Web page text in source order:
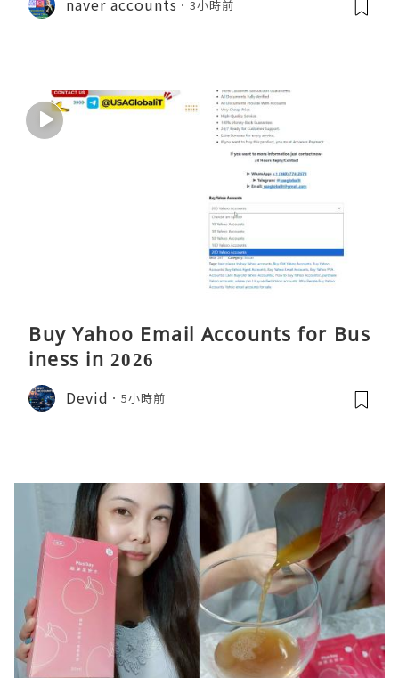
naver accounts 3小時前
Buy Yahoo Email Accounts for Bus
iness in 2026
Devid 5小時前